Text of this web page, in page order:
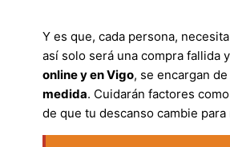
Y es que, cada persona, necesita
así solo será una compra fallida
online y en Vigo, se encargan
medida. Cuidarán factores como
de que tu descanso cambie